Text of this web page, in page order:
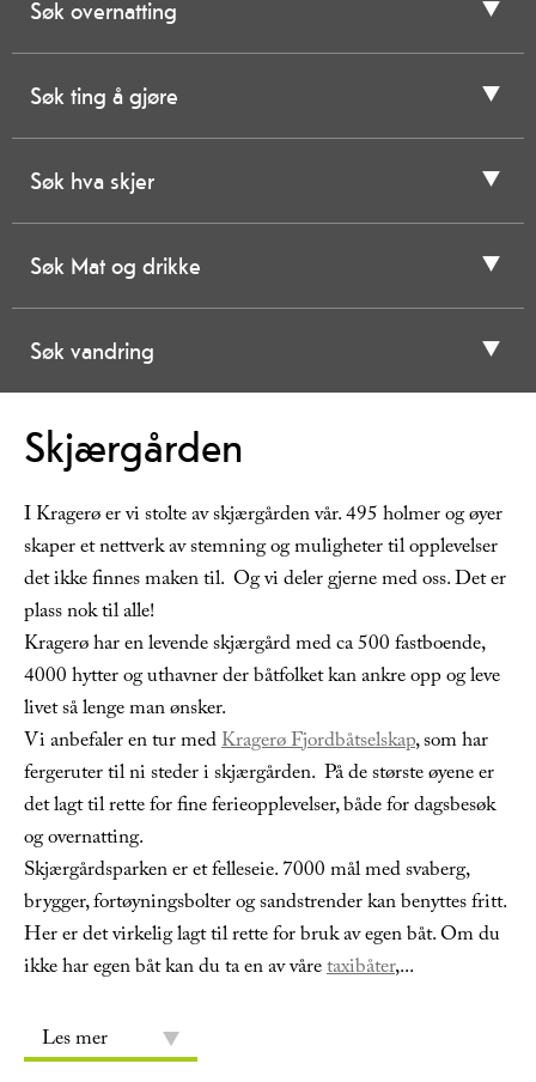
Søk overnatting
Søk ting å gjøre
Søk hva skjer
Søk Mat og drikke
Søk vandring
Skjærgården
I Kragerø er vi stolte av skjærgården vår. 495 holmer og øyer
skaper et nettverk av stemning og muligheter til opplevelser
det ikke finnes maken til. Og vi deler gjerne med oss. Det er
plass nok til alle!
Kragerø har en levende skjærgård med ca 500 fastboende,
4000 hytter og uthavner der båtfolket kan ankre opp og leve
livet så lenge man ønsker.
Vi anbefaler en tur medKragerø Fjordbåtselskap, som har
fergeruter til ni steder i skjærgården. På de største øyene er
det lagt til rette for fine ferieopplevelser, både for dagsbesøk
og overnatting.
Skjærgårdsparken er et felleseie. 7000 mål med svaberg,
brygger, fortøyningsbolter og sandstrender kan benyttes fritt.
Her er det virkelig lagt til rette for bruk av egen båt. Om du
ikke har egen båt kan du ta en av våretaxibåter,...
Les mer